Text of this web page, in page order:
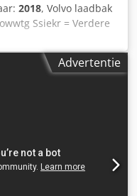
2018, Volvo laadbak
Ssiekr = Verdere
voor:
Ja Technische staat:
op met Gerrit
Advertentie